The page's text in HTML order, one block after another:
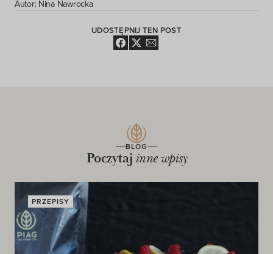
Autor: Nina Nawrocka
UDOSTĘPNIJ TEN POST
BLOG
Poczytaj inne wpisy
PRZEPISY